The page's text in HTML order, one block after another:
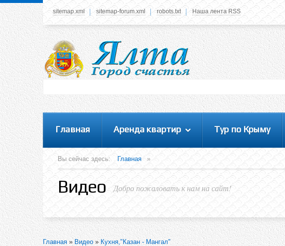
У вас нет прав просматривать данное меню,
пожалуйста, войдите на сайт под своим
логином или зарегестрируйтесь! Это позволит
вам пользоваться всеми функциями нашего
sitemap.xml sitemap-forum.xml robots.txt Наша лента RSS
Главная Аренда квартир Тур по Крыму
Вы сейчас здесь: Главная »
Видео Добро пожаловать к нам на сайт!
Главная»Видео»Кухня,"Казан - Мангал"